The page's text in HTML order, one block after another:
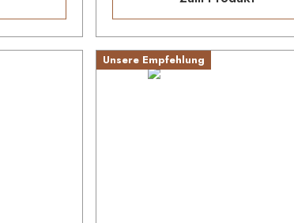
Unsere Empfehlung